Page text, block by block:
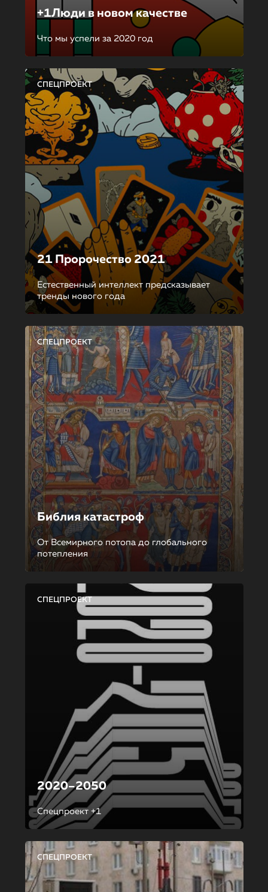
+1Люди в новом качестве
Что мы успели за 2020 год
СПЕЦПРОЕКТ
21 Пророчество 2021
Естественный интеллект предсказывает
тренды нового года
СПЕЦПРОЕКТ
Библия катастроф
От Всемирного потопа до глобального
потепления
СПЕЦПРОЕКТ
2020–2050
Спецпроект +1
СПЕЦПРОЕКТ